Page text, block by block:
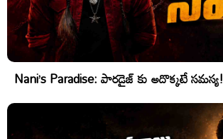
Nani’s Paradise: పారడైజ్ కు అదొక్కటే సమస్య!